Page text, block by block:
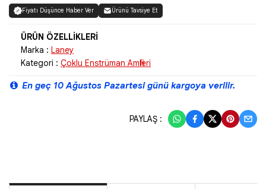
Fiyatı Düşünce Haber Ver Ürünü Tavsiye Et
Marka : Laney
Kategori : Çoklu Enstrüman Amfileri
En geç 10 Ağustos Pazartesi günü kargoya verilir.
PAYLAŞ :